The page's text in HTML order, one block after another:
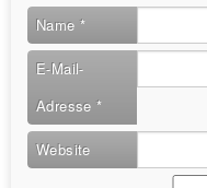
Name *
E-Mail-
Adresse*
Website